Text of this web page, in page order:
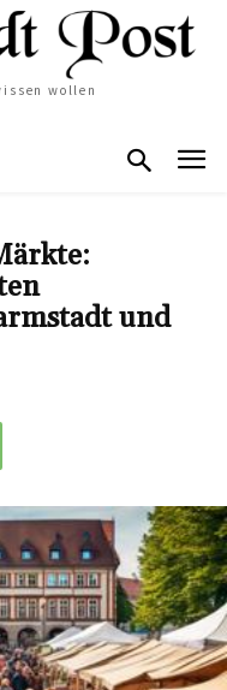
wollen
und